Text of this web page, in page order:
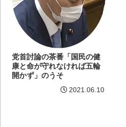
党首討論の茶番「国民の健
康と命が守れなければ五輪
開かず」のうそ
2021.06.10